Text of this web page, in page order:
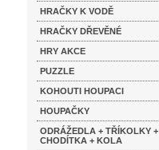
HRAČKY K VODĚ
HRAČKY DŘEVĚNÉ
HRY AKCE
PUZZLE
KOHOUTI HOUPACI
HOUPAČKY
ODRÁŽEDLA + TŘÍKOLKY +
CHODÍTKA + KOLA